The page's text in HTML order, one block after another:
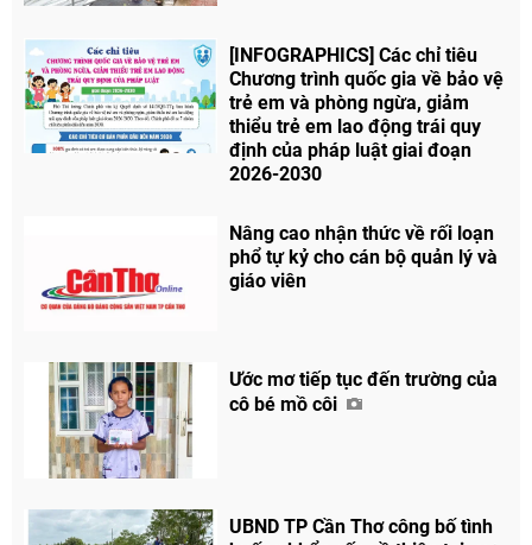
[INFOGRAPHICS] Các chỉ tiêu
Chương trình quốc gia về bảo vệ
trẻ em và phòng ngừa, giảm
thiểu trẻ em lao động trái quy
định của pháp luật giai đoạn
2026-2030
Nâng cao nhận thức về rối loạn
phổ tự kỷ cho cán bộ quản lý và
giáo viên
Ước mơ tiếp tục đến trường của
cô bé mồ côi
UBND TP Cần Thơ công bố tình